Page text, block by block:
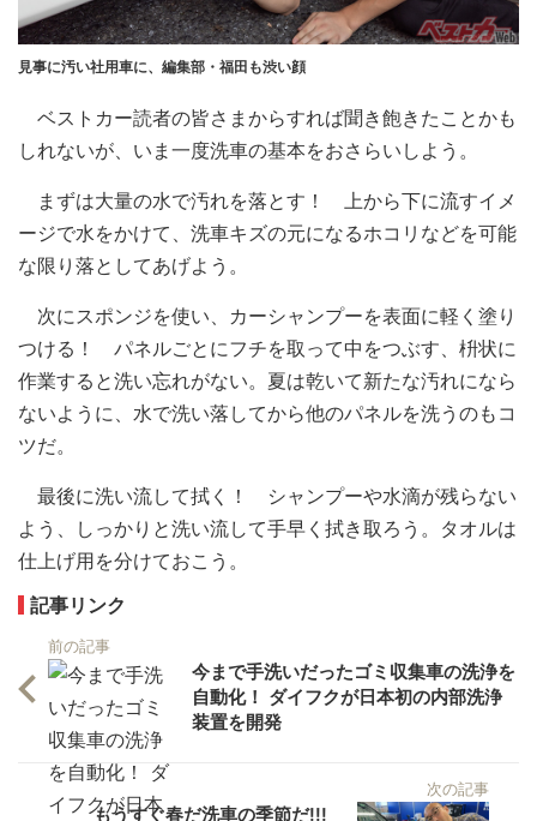
見事に汚い社用車に、編集部・福田も渋い顔
ベストカー読者の皆さまからすれば聞き飽きたことかも
しれないが、いま一度洗車の基本をおさらいしよう。
まずは大量の水で汚れを落とす！ 上から下に流すイメ
ージで水をかけて、洗車キズの元になるホコリなどを可能
な限り落としてあげよう。
次にスポンジを使い、カーシャンプーを表面に軽く塗り
つける！ パネルごとにフチを取って中をつぶす、枡状に
作業すると洗い忘れがない。夏は乾いて新たな汚れになら
ないように、水で洗い落してから他のパネルを洗うのもコ
ツだ。
最後に洗い流して拭く！ シャンプーや水滴が残らない
よう、しっかりと洗い流して手早く拭き取ろう。タオルは
仕上げ用を分けておこう。
記事リンク
前の記事
今まで手洗いだったゴミ収集車の洗浄を
自動化！ ダイフクが日本初の内部洗浄
装置を開発
次の記事
もうすぐ春だ洗車の季節だ!!!